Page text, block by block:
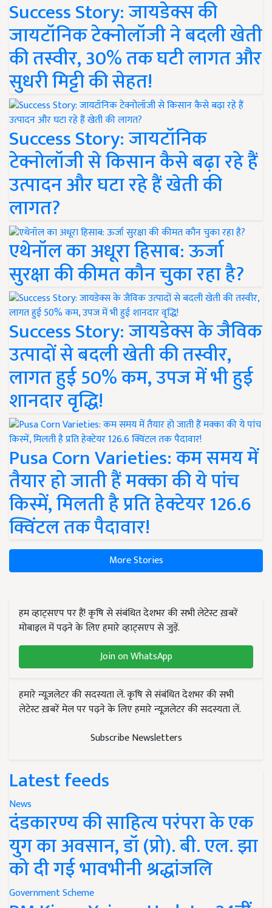
Success Story: जायडेक्स की
जायटॉनिक टेक्नोलॉजी ने बदली खेती
की तस्वीर, 30% तक घटी लागत और
सुधरी मिट्टी की सेहत!
Success Story: जायटॉनिक
टेक्नोलॉजी से किसान कैसे बढ़ा रहे हैं
उत्पादन और घटा रहे हैं खेती की
लागत?
एथेनॉल का अधूरा हिसाब: ऊर्जा
सुरक्षा की कीमत कौन चुका रहा है?
Success Story: जायडेक्स के जैविक
उत्पादों से बदली खेती की तस्वीर,
लागत हुई 50% कम, उपज में भी हुई
शानदार वृद्धि!
Pusa Corn Varieties: कम समय में
तैयार हो जाती हैं मक्का की ये पांच
किस्में, मिलती है प्रति हेक्टेयर 126.6
क्विंटल तक पैदावार!
More Stories
हम व्हाट्सएप पर हैं! कृषि से संबंधित देशभर की सभी लेटेस्ट ख़बरें
मोबाइल में पढ़ने के लिए हमारे व्हाट्सएप से जुड़ें.
Join on WhatsApp
हमारे न्यूज़लेटर की सदस्यता लें. कृषि से संबंधित देशभर की सभी
लेटेस्ट ख़बरें मेल पर पढ़ने के लिए हमारे न्यूज़लेटर की सदस्यता लें.
Subscribe Newsletters
Latest feeds
News
दंडकारण्य की साहित्य परंपरा के एक
युग का अवसान, डॉ (प्रो). बी. एल. झा
को दी गई भावभीनी श्रद्धांजलि
Government Scheme